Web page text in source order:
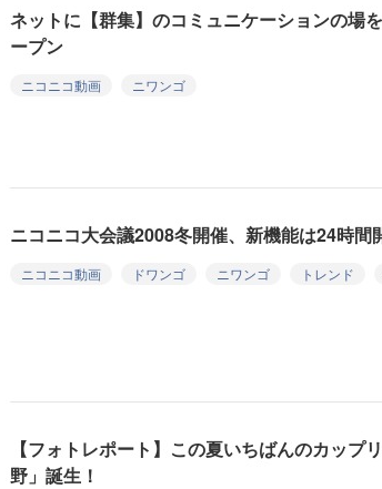
ネットに【群集】のコミュニケーションの場
ープン
ニコニコ動画
ニワンゴ
ニコニコ大会議2008冬開催、新機能は24時間
ニコニコ動画 ドワンゴ ニワンゴ トレンド
【フォトレポート】この夏いちばんのカップ
野」誕生！